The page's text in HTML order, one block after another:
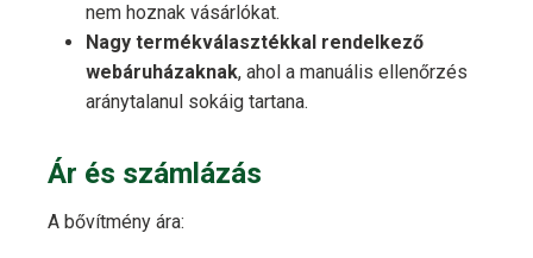
nem hoznak vásárlókat.
Nagy termékválasztékkal rendelkező
webáruházaknak, ahol a manuális ellenőrzés
aránytalanul sokáig tartana.
Ár és számlázás
A bővítmény ára: